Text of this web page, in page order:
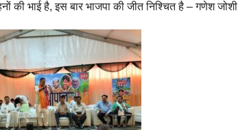
की भाई है, इस बार भाजपा की जीत निश्चित है – गणेश जोशी